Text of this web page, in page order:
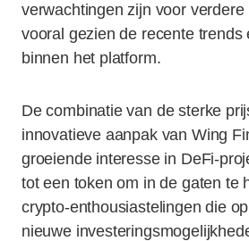
verwachtingen zijn voor verdere
vooral gezien de recente trends
binnen het platform.
De combinatie van de sterke
innovatieve aanpak van Wing
groeiende interesse in DeFi-
tot een token om in de gaten te
crypto-enthousiastelingen die
nieuwe